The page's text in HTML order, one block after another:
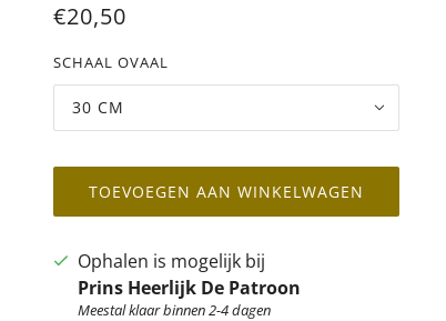
€20,50
SCHAAL OVAAL
30 CM
TOEVOEGEN AAN WINKELWAGEN
Ophalen is mogelijk bij
Prins Heerlijk De Patroon
Meestal klaar binnen 2-4 dagen